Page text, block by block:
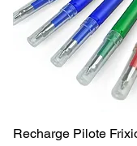
Recharge Pilote